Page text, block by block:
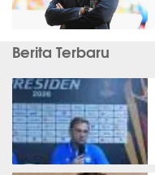
Berita Terbaru